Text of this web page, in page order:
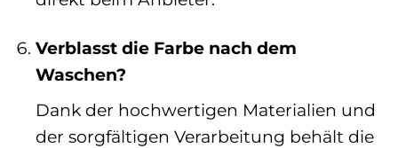
Verblasst die Farbe nach dem
Waschen?
Dank der hochwertigen Materialien und
der sorgfältigen Verarbeitung behält die